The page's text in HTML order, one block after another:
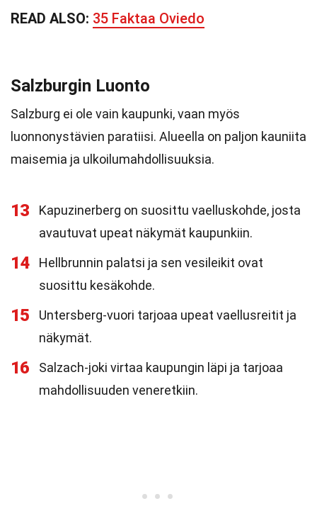
READ ALSO: 35 Faktaa Oviedo
Salzburgin Luonto
Salzburg ei ole vain kaupunki, vaan myös
luonnonystävien paratiisi. Alueella on paljon kauniita
maisemia ja ulkoilumahdollisuuksia.
13
Kapuzinerberg on suosittu vaelluskohde, josta
avautuvat upeat näkymät kaupunkiin.
14
Hellbrunnin palatsi ja sen vesileikit ovat
suosittu kesäkohde.
15
Untersberg-vuori tarjoaa upeat vaellusreitit ja
näkymät.
16
Salzach-joki virtaa kaupungin läpi ja tarjoaa
mahdollisuuden veneretkiin.